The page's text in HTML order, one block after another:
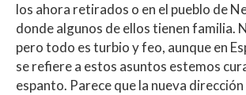
los ahora retirados o en el pueblo de
donde algunos de ellos tienen familia.
pero todo es turbio y feo, aunque en
se refiere a estos asuntos estemos
espanto. Parece que la nueva